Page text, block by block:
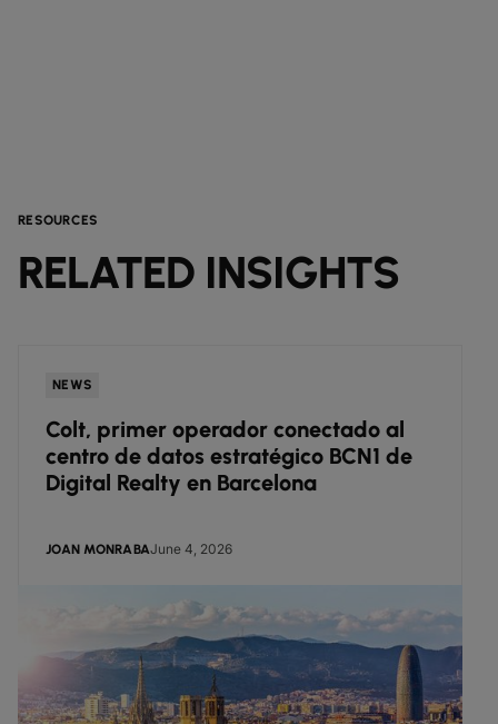
RESOURCES
RELATED INSIGHTS
NEWS
Colt, primer operador conectado al
centro de datos estratégico BCN1 de
Digital Realty en Barcelona
JOAN MONRABAJune 4, 2026